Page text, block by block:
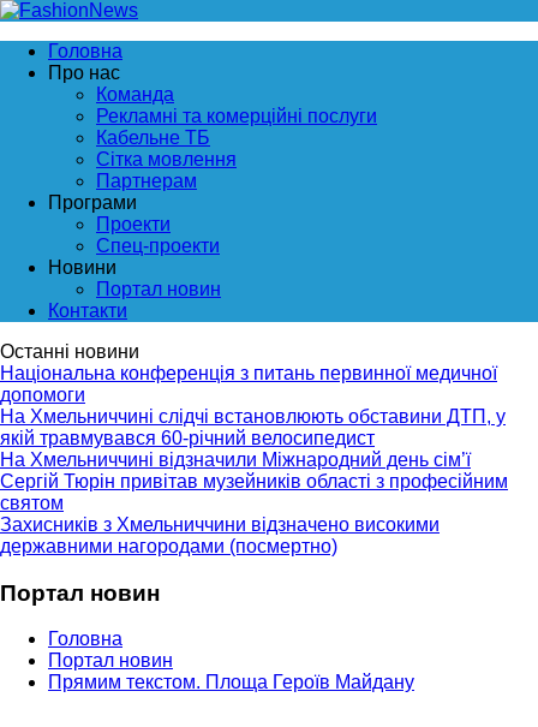
Головна
Про нас
Команда
Рекламні та комерційні послуги
Кабельне ТБ
Сітка мовлення
Партнерам
Програми
Проекти
Спец-проекти
Новини
Портал новин
Контакти
Останні новини
Національна конференція з питань первинної медичної
допомоги
На Хмельниччині слідчі встановлюють обставини ДТП, у
якій травмувався 60-річний велосипедист
На Хмельниччині відзначили Міжнародний день сім’ї
Сергій Тюрін привітав музейників області з професійним
святом
Захисників з Хмельниччини відзначено високими
державними нагородами (посмертно)
Портал новин
Головна
Портал новин
Прямим текстом. Площа Героїв Майдану